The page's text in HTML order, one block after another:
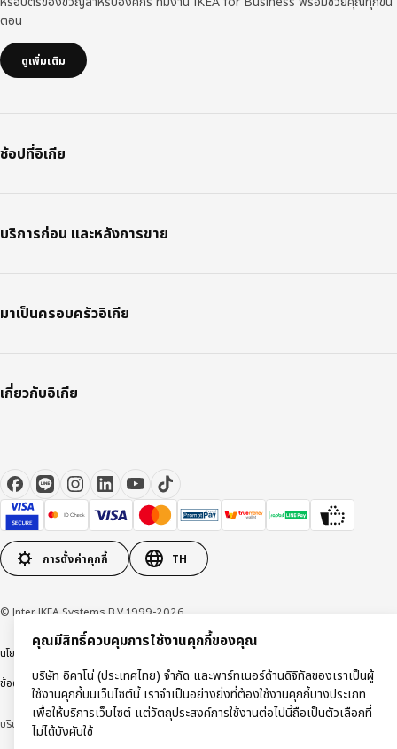
ตอน
ดูเพิ่มเติม
ช้อปที่อิเกีย
บริการก่อน และหลังการขาย
มาเป็นครอบครัวอิเกีย
เกี่ยวกับอิเกีย
การตั้งค่าคุกกี้ TH
© Inter IKEA Systems B.V 1999-2026
นโยบายการคุ้มครองข้อมูลส่วนบุคคล นโยบายการใช้งานคุกกี้ข้อตกลงการใช้งาน
ข้อตกลงการซื้อสินค้า
บริษัท อิคาโน่ (ประเทศไทย) จำกัด (ทะเบียนเลขที่ 0105550011416)
คุณมีสิทธิ์ควบคุมการใช้งานคุกกี้ของคุณ
บริษัท อิคาโน่ (ประเทศไทย) จำกัด และพาร์ทเนอร์ด้านดิจิทัลของเราเป็นผู้
ใช้งานคุกกี้บนเว็บไซต์นี้ เราจำเป็นอย่างยิ่งที่ต้องใช้งานคุกกี้บางประเภท
เพื่อให้บริการเว็บไซต์ แต่วัตถุประสงค์การใช้งานต่อไปนี้ถือเป็นตัวเลือกที่
ไม่ได้บังคับใช้